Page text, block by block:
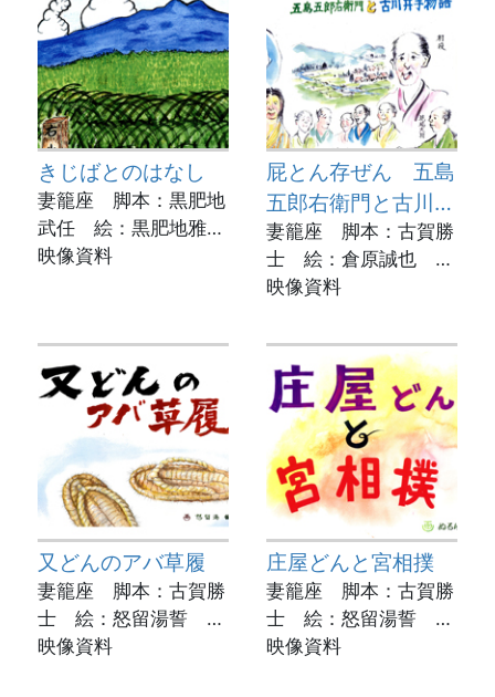
きじばとのはなし
妻籠座 脚本：黒肥地
武任 絵：黒肥地雅
任 実演：米村史博
映像資料
屁とん存ぜん 五島
五郎右衛門と古川井
手物語
妻籠座 脚本：古賀勝
士 絵：倉原誠也 実
演：佐々木冴子
書館
映像資料
又どんのアバ草履
妻籠座 脚本：古賀勝
士 絵：怒留湯誓 実
演：佐々木冴子
映像資料
庄屋どんと宮相撲
妻籠座 脚本：古賀勝
士 絵：怒留湯誓 実
演：佐々木晶子
映像資料